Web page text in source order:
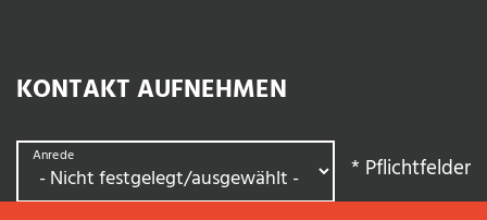
KONTAKT AUFNEHMEN
Anrede * Pflichtfelder